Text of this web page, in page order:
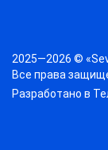
2025—2026 ©
Все права
Разработано в